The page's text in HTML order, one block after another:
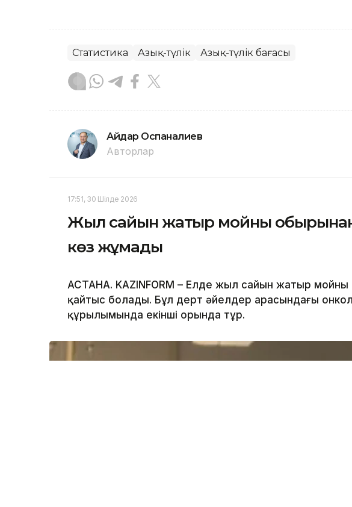
Статистика Азық-түлік Азық-түлік бағасы
Айдар Оспаналиев
Авторлар
17:51, 30 Шілде 2026
Жыл сайын жатыр мойны
көз жұмады
АСТАНА. KAZINFORM – Елде жыл сайын жатыр
қайтыс болады. Бұл дерт әйелдер арасындағы
құрылымында екінші орында тұр.